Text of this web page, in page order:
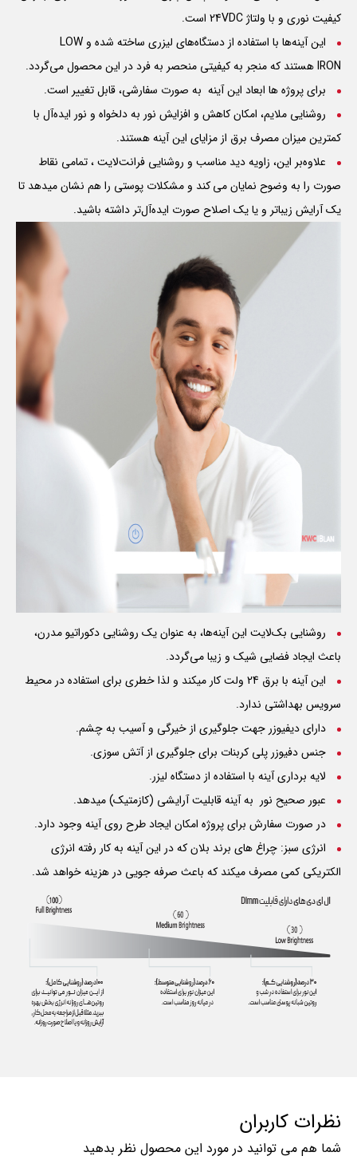
کیفیت نوری و با ولتاژ 24VDC است.
این آینه‌ها با استفاده از دستگاه‌های لیزری ساخته شده و LOW
IRONهستند که منجر به کیفیتی منحصر به فرد در این محصول می‌گردد.
برای پروژه ها ابعاد این آینه به صورت سفارشی، قابل تغییر است.
روشنایی ملایم، امکان کاهش و افزایش نور به دلخواه و نور ایده‌آل با
کمترین میزان مصرف برق از مزایای این آینه هستند.
علاوه‌بر این، زاویه دید مناسب و روشنایی فرانت‌لایت ، تمامی نقاط
صورت را به وضوح نمایان می کند و مشکلات پوستی را هم نشان میدهد تا
یک آرایش زیباتر و یا یک اصلاح صورت ایده‌آل‌تر داشته باشید.
روشنایی بک‌لایت این آینه‌ها، به عنوان یک روشنایی دکوراتیو مدرن،
باعث ایجاد فضایی شیک و زیبا می‌گردد.
این آینه با برق 24 ولت کار میکند و لذا خطری برای استفاده در محیط
سرویس بهداشتی ندارد.
دارای دیفیوزر جهت جلوگیری از خیرگی و آسیب به چشم.
جنس دفیوزر پلی کربنات برای جلوگیری از آتش سوزی.
لایه برداری آینه با استفاده از دستگاه لیزر.
عبور صحیح نور به آینه قابلیت آرایشی (کازمتیک) میدهد.
در صورت سفارش برای پروژه امکان ایجاد طرح روی آینه وجود دارد.
انرژی سبز: چراغ های برند بلان که در این آینه به کار رفته انرژی
الکتریکی کمی مصرف میکند که باعث صرفه جویی در هزینه خواهد شد.
نظرات کاربران
شما هم می توانید در مورد این محصول نظر بدهید